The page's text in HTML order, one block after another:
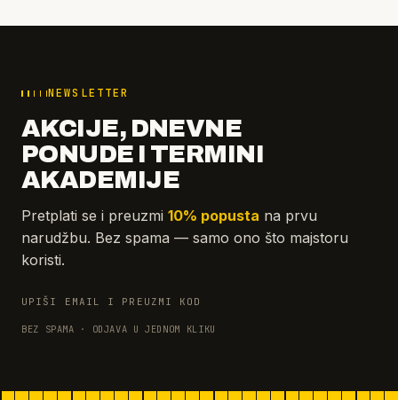
NEWSLETTER
AKCIJE, DNEVNE
PONUDE I TERMINI
AKADEMIJE
Pretplati se i preuzmi 10% popusta na prvu
narudžbu. Bez spama — samo ono što majstoru
koristi.
UPIŠI EMAIL I PREUZMI KOD
BEZ SPAMA · ODJAVA U JEDNOM KLIKU